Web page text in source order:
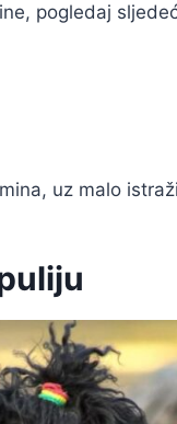
pogledaj
uz malo